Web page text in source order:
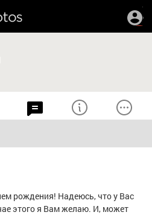
рождения! Надеюсь, что у Вас
этого я Вам желаю. И, может